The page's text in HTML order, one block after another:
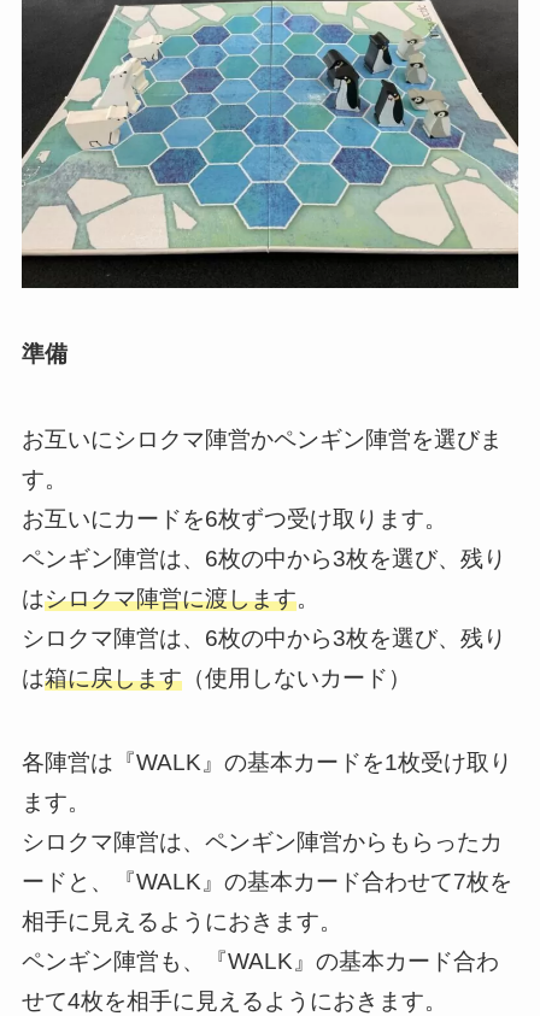
準備
お互いにシロクマ陣営かペンギン陣営を選びま
す。
お互いにカードを6枚ずつ受け取ります。
ペンギン陣営は、6枚の中から3枚を選び、残り
はシロクマ陣営に渡します。
シロクマ陣営は、6枚の中から3枚を選び、残り
は箱に戻します（使用しないカード）
各陣営は『WALK』の基本カードを1枚受け取り
ます。
シロクマ陣営は、ペンギン陣営からもらったカ
ードと、『WALK』の基本カード合わせて7枚を
相手に見えるようにおきます。
ペンギン陣営も、『WALK』の基本カード合わ
せて4枚を相手に見えるようにおきます。